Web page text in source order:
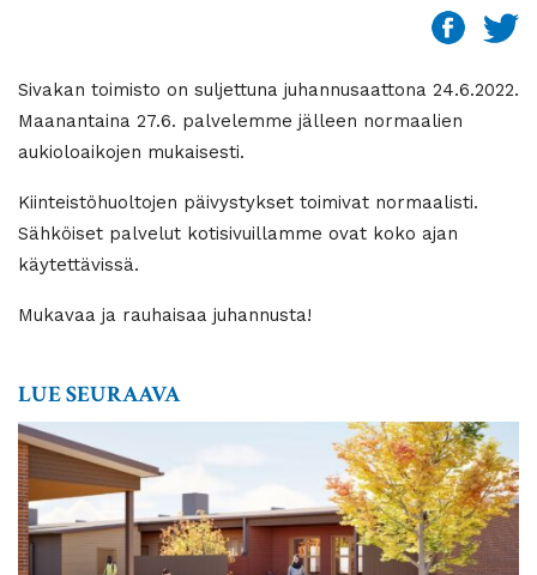
Sivakan toimisto on suljettuna juhannusaattona 24.6.2022.
Maanantaina 27.6. palvelemme jälleen normaalien
aukioloaikojen mukaisesti.
Kiinteistöhuoltojen päivystykset toimivat normaalisti.
Sähköiset palvelut kotisivuillamme ovat koko ajan
käytettävissä.
Mukavaa ja rauhaisaa juhannusta!
LUE SEURAAVA